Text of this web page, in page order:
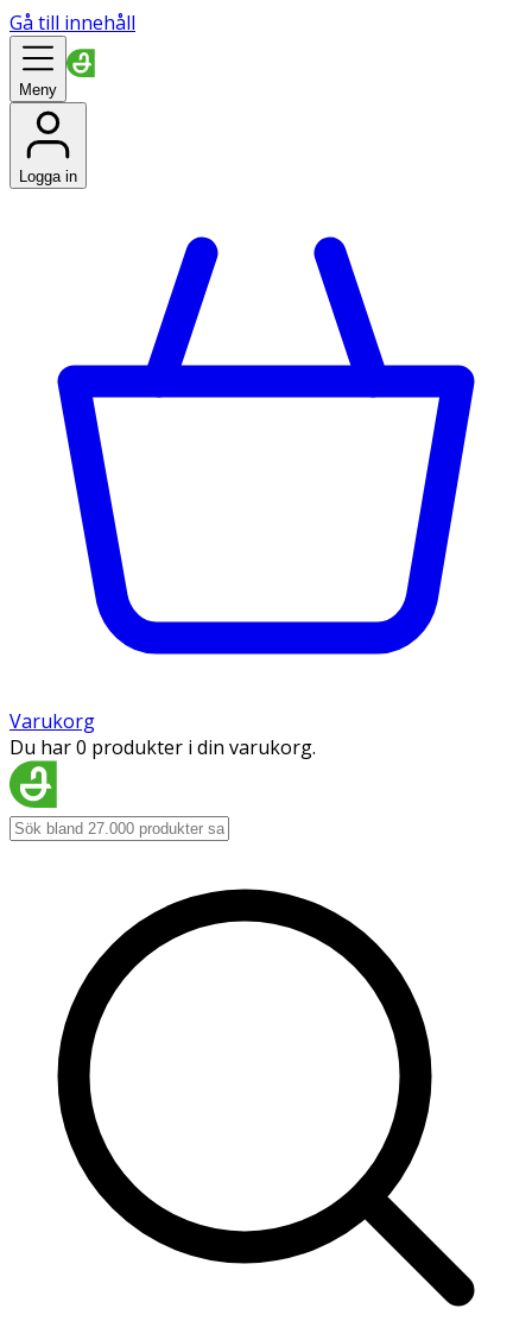
Gå till innehåll
Meny
Logga in
Varukorg
Du har 0 produkter i din varukorg.